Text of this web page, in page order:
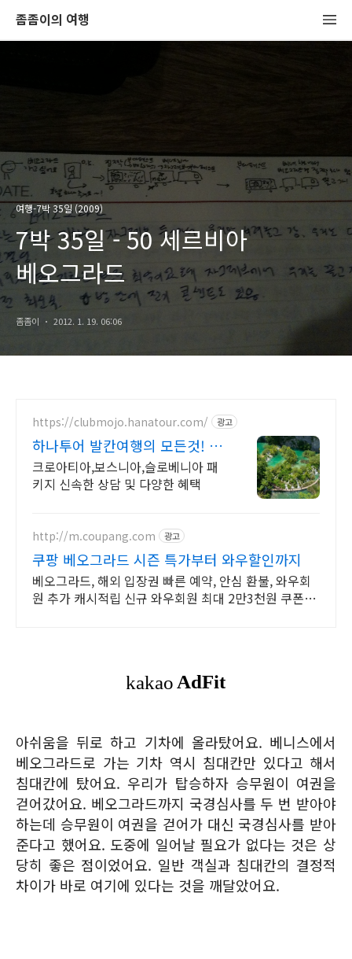
좀좀이의 여행
여행-7박 35일 (2009)
7박 35일 - 50 세르비아
베오그라드
좀좀이 2012. 1. 19. 06:06
https://clubmojo.hanatour.com/ 광고
하나투어 발칸여행의 모든것! 하
나투어 공식예약 인증센터
크로아티아,보스니아,슬로베니아 패
키지 신속한 상담 및 다양한 혜택
http://m.coupang.com 광고
쿠팡 베오그라드 시즌 특가부터 와우할인까지
베오그라드, 해외 입장권 빠른 예약, 안심 환불, 와우회
원 추가 캐시적립 신규 와우회원 최대 2만3천원 쿠폰팩
아쉬움을 뒤로 하고 기차에 올라탔어요. 베니스에서
베오그라드로 가는 기차 역시 침대칸만 있다고 해서
침대칸에 탔어요. 우리가 탑승하자 승무원이 여권을
걷어갔어요. 베오그라드까지 국경심사를 두 번 받아야
하는데 승무원이 여권을 걷어가 대신 국경심사를 받아
준다고 했어요. 도중에 일어날 필요가 없다는 것은 상
당히 좋은 점이었어요. 일반 객실과 침대칸의 결정적
차이가 바로 여기에 있다는 것을 깨달았어요.